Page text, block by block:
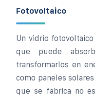
Fotovoltaico
Un vidrio
que puede
transformarlos en
como paneles
que se fabrica no